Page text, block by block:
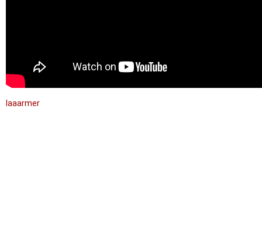
laaarmer